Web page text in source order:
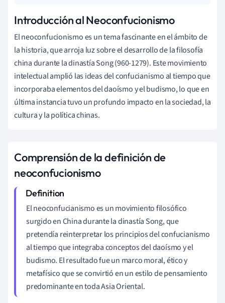
Introducción al Neoconfucionismo
El neoconfucionismo es un tema fascinante en el ámbito de
la historia, que arroja luz sobre el desarrollo de la filosofía
china durante la dinastía Song (960-1279). Este movimiento
intelectual amplió las ideas del confucianismo al tiempo que
incorporaba elementos del daoísmo y el budismo, lo que en
última instancia tuvo un profundo impacto en la sociedad, la
cultura y la política chinas.
Comprensión de la definición de
neoconfucionismo
El neoconfucianismo es un movimiento filosófico
surgido en China durante la dinastía Song, que
pretendía reinterpretar los principios del confucianismo
al tiempo que integraba conceptos del daoísmo y el
budismo. El resultado fue un marco moral, ético y
metafísico que se convirtió en un estilo de pensamiento
predominante en toda Asia Oriental.